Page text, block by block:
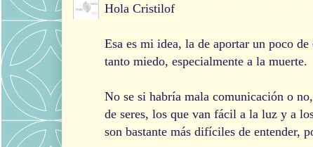
Hola Cristilof
Esa es mi idea, la de aportar un poco
tanto miedo, especialmente a la muerte.
No se si habría mala comunicación o
de seres, los que van fácil a la luz y a
son bastante más difíciles de entender,